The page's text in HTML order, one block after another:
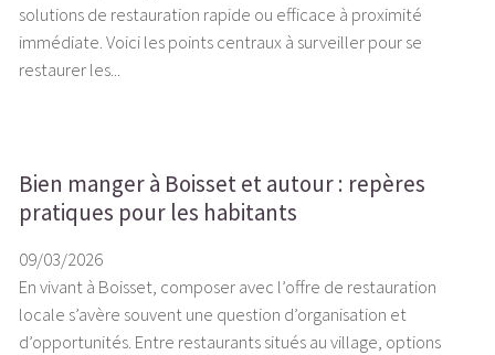
solutions de restauration rapide ou efficace à proximité
immédiate. Voici les points centraux à surveiller pour se
restaurer les...
Bien manger à Boisset et autour : repères
pratiques pour les habitants
09/03/2026
En vivant à Boisset, composer avec l’offre de restauration
locale s’avère souvent une question d’organisation et
d’opportunités. Entre restaurants situés au village, options